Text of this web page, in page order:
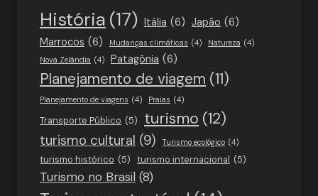
História (17) Itália (6) Japão (6)
Marrocos (6) Mudanças climáticas (4) Natureza (4)
Nova Zelândia (4) Patagônia (6)
Planejamento de viagem (11)
Planejamento de viagens (4) Praias (4)
Transporte Público (5) turismo (12)
turismo cultural (9) Turismo ecológico (4)
turismo histórico (5) turismo internacional (5)
Turismo no Brasil (8)